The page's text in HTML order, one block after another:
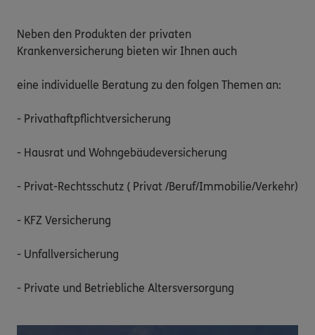
Neben den Produkten der privaten
Krankenversicherung bieten wir Ihnen auch
eine individuelle Beratung zu den folgen Themen an:
- Privathaftpflichtversicherung
- Hausrat und Wohngebäudeversicherung
- Privat-Rechtsschutz ( Privat /Beruf/Immobilie/Verkehr)
- KFZ Versicherung
- Unfallversicherung
- Private und Betriebliche Altersversorgung